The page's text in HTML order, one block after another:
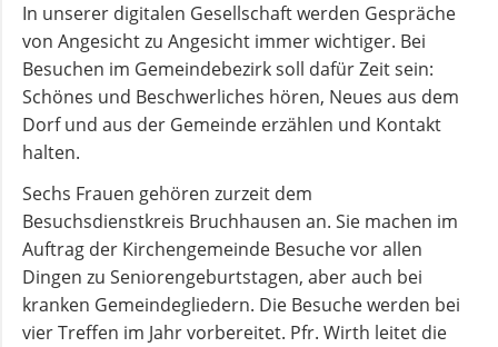
Gemeindebüro
Weinbergstiftung
AKTUELLES
Neuigkeiten
Terminkalender
In unserer digitalen Gesellschaft werden Gespräche
von Angesicht zu Angesicht immer wichtiger. Bei
Besuchen im Gemeindebezirk soll dafür Zeit sein:
Schönes und Beschwerliches hören, Neues aus dem
Dorf und aus der Gemeinde erzählen und Kontakt
halten.
Sechs Frauen gehören zurzeit dem
Besuchsdienstkreis Bruchhausen an. Sie machen im
Auftrag der Kirchengemeinde Besuche vor allen
Dingen zu Seniorengeburtstagen, aber auch bei
kranken Gemeindegliedern. Die Besuche werden bei
vier Treffen im Jahr vorbereitet. Pfr. Wirth leitet die